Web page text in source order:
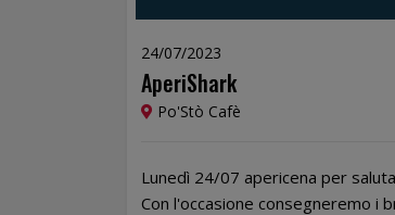
24/07/2023
AperiShark
Po'Stò Cafè
Lunedì 24/07 apericena per
Con l'occasione consegneremo i